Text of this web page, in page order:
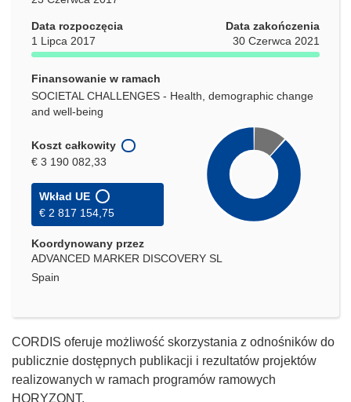
Data rozpoczęcia
1 Lipca 2017
Data zakończenia
30 Czerwca 2021
Finansowanie w ramach
SOCIETAL CHALLENGES - Health, demographic change
and well-being
Koszt całkowity
€ 3 190 082,33
Wkład UE
€ 2 817 154,75
Koordynowany przez
ADVANCED MARKER DISCOVERY SL
Spain
CORDIS oferuje możliwość skorzystania z odnośników do
publicznie dostępnych publikacji i rezultatów projektów
realizowanych w ramach programów ramowych
HORYZONT.